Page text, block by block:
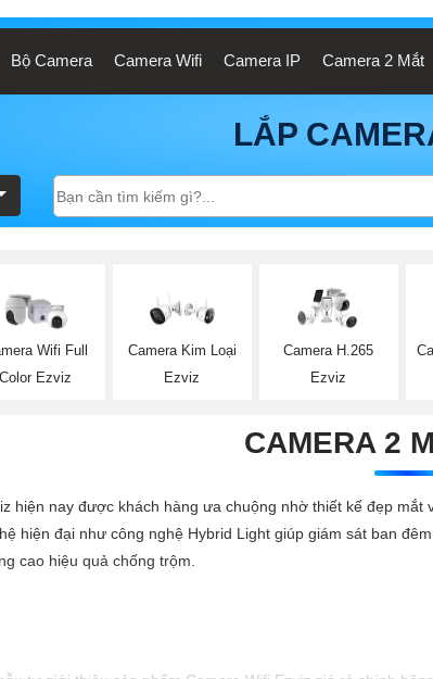
Bộ Camera Camera Wifi Camera IP Camera 2 Mắt
LẮP
Wifi Full
Color Ezviz
Camera Kim Loại
Ezviz
Camera H.265
Ezviz
CAMERA 2
hiện nay được khách hàng ưa chuộng nhờ thiết kế đẹp
hiện đại như công nghệ Hybrid Light giúp giám sát ban
cao hiệu quả chống trộm.